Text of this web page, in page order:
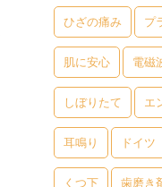
ひざの痛み プ
肌に安心 電磁
しぼりたて エ
耳鳴り ドイツ
くつ下 歯磨き